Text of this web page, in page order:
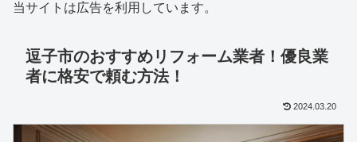
当サイトは広告を利用しています。
逗子市のおすすめリフォーム業者！優良業
者に格安で頼む方法！
2024.03.20